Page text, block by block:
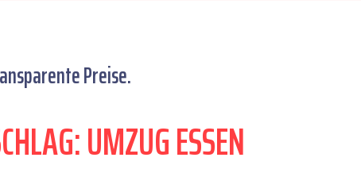
Preise.
UMZUG ESSEN